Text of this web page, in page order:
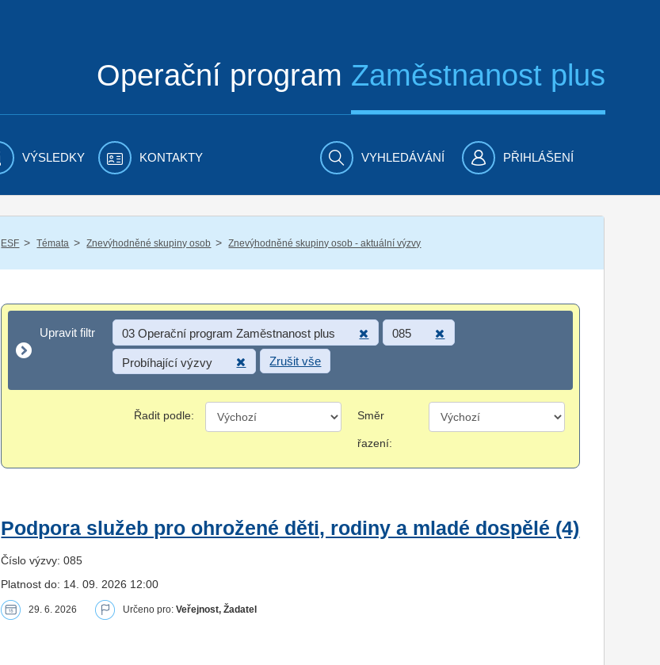
Operační program Zaměstnanost plus
VÝSLEDKY KONTAKTY VYHLEDÁVÁNÍ PŘIHLÁŠENÍ
ESF / Témata / Znevýhodněné skupiny osob / Znevýhodněné skupiny osob - aktuální výzvy
Upravit filtr
Upravit filtr 03 Operační program Zaměstnanost plus 085
Probíhající výzvy Zrušit vše
Řadit podle: Směr
řazení:
Podpora služeb pro ohrožené děti, rodiny a mladé dospělé (4)
Číslo výzvy: 085
Platnost do: 14. 09. 2026 12:00
29. 6. 2026 Určeno pro:Veřejnost, Žadatel